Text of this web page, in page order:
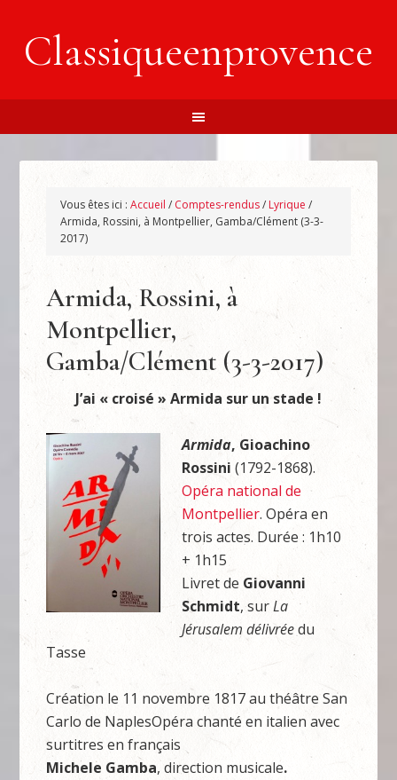
Classiqueenprovence
Vous êtes ici :Accueil / Comptes-rendus/ Lyrique /
Armida, Rossini, à Montpellier, Gamba/Clément (3-3-
2017)
Armida, Rossini, à
Montpellier,
Gamba/Clément (3-3-2017)
J’ai « croisé » Armida sur un stade !
Armida, Gioachino
Rossini (1792-1868).
Opéra national de
Montpellier. Opéra en
trois actes. Durée : 1h10
+ 1h15
Livret de Giovanni
Schmidt, surLa
Jérusalem délivréedu
Tasse
Création le 11 novembre 1817 au théâtre San
Carlo de NaplesOpéra chanté en italien avec
surtitres en français
Michele Gamba, direction musicale.